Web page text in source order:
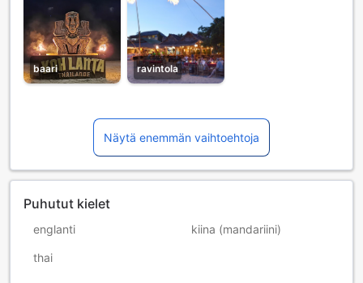
baari ravintola
Näytä enemmän vaihtoehtoja
Puhutut kielet
englanti kiina (mandariini)
thai